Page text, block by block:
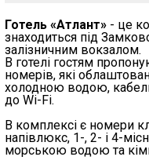
Готель «Атлант» - це
знаходиться під
залізничним вокзалом.
В готелі гостям
номерів, які
холодною водою,
до Wi-Fi.
В комплексі є номери
напівлюкс, 1-, 2- і 4-
морською водою та